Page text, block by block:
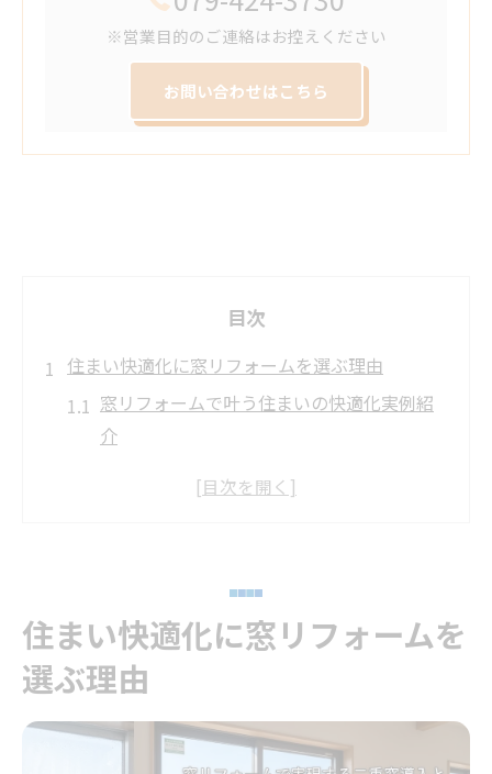
※営業目的のご連絡はお控えください
お問い合わせはこちら
目次
住まい快適化に窓リフォームを選ぶ理由
窓リフォームで叶う住まいの快適化実例紹
介
結露や暑さ対策としての窓リフォーム活用
窓リフォームが高砂市でも注目される理由
とは
断熱性能向上を実現する窓リフォームの魅
力
二重窓導入で得られる断熱と省エネ効果
住まい快適化に窓リフォームを
選ぶ理由